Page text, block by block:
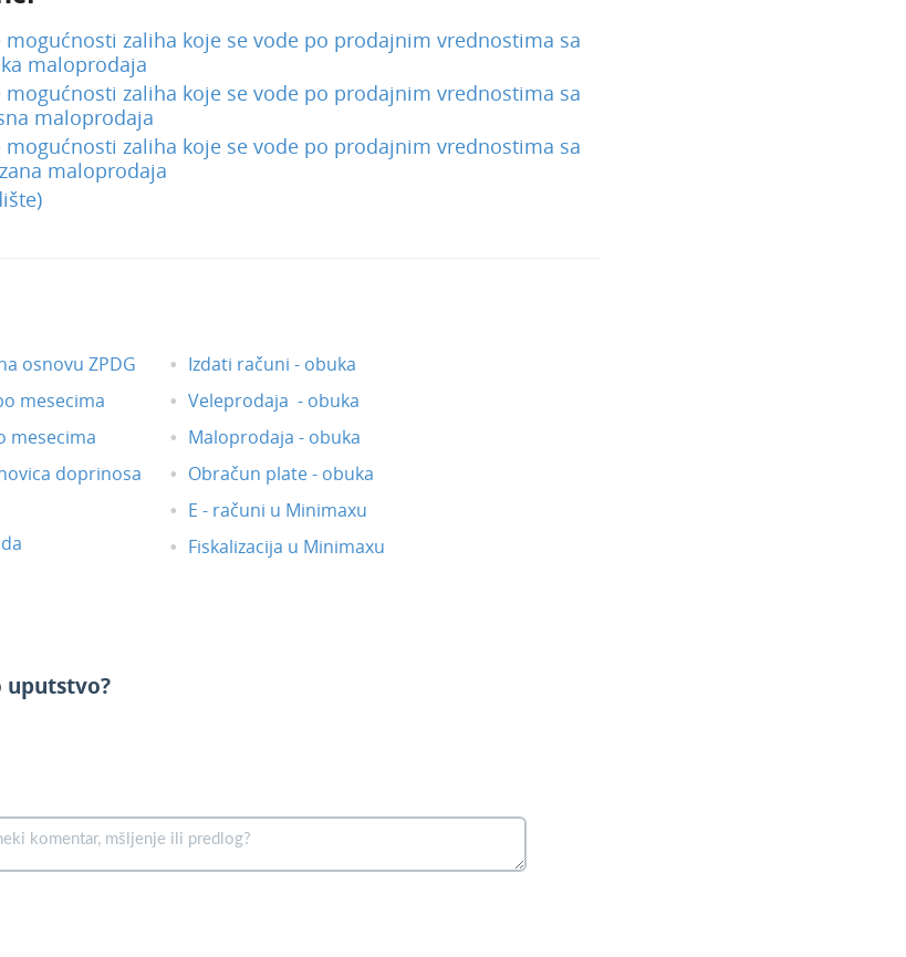
mogućnosti zaliha koje se vode po prodajnim vrednostima sa
maloprodaja
mogućnosti zaliha koje se vode po prodajnim vrednostima sa
maloprodaja
mogućnosti zaliha koje se vode po prodajnim vrednostima sa
maloprodaja
osnovu ZPDG
mesecima
mesecima
doprinosa
Izdati računi - obuka
Veleprodaja - obuka
Maloprodaja - obuka
Obračun plate - obuka
E - računi u Minimaxu
Fiskalizacija u Minimaxu